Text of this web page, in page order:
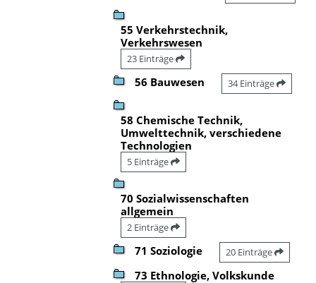
55 Verkehrstechnik,
Verkehrswesen
23 Einträge
56 Bauwesen 34 Einträge
58 Chemische Technik,
Umwelttechnik, verschiedene
Technologien
5 Einträge
70 Sozialwissenschaften
allgemein
2 Einträge
71 Soziologie 20 Einträge
73 Ethnologie, Volkskunde